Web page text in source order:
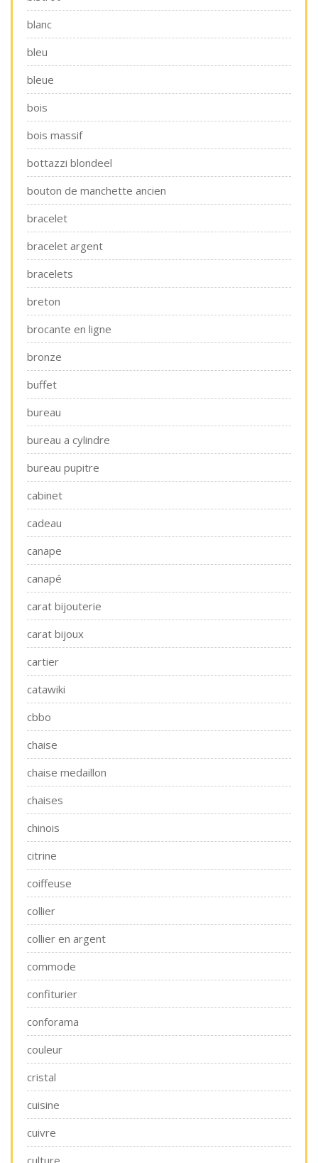
blanc
bleu
bleue
bois
bois massif
bottazzi blondeel
bouton de manchette ancien
bracelet
bracelet argent
bracelets
breton
brocante en ligne
bronze
buffet
bureau
bureau a cylindre
bureau pupitre
cabinet
cadeau
canape
canapé
carat bijouterie
carat bijoux
cartier
catawiki
cbbo
chaise
chaise medaillon
chaises
chinois
citrine
coiffeuse
collier
collier en argent
commode
confiturier
conforama
couleur
cristal
cuisine
cuivre
culture